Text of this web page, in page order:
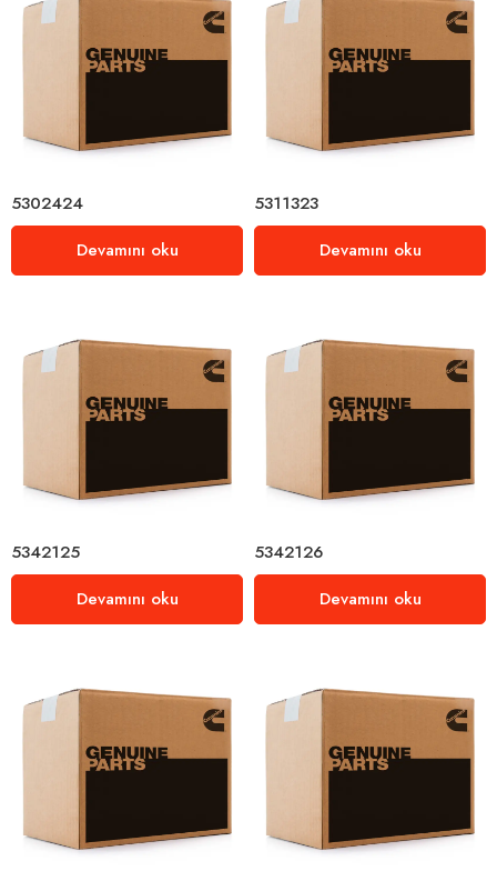
5302424
Devamını oku
5311323
Devamını oku
5342125
Devamını oku
5342126
Devamını oku